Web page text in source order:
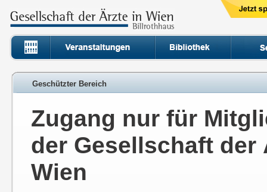
Geschützter Bereich
Zugang nur für
der Gesellschaft der
Wien